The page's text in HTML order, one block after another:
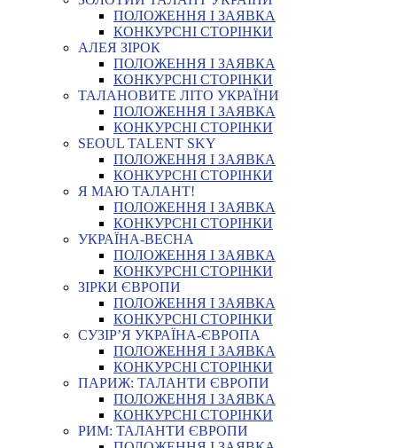
ПОЛОЖЕННЯ І ЗАЯВКА
КОНКУРСНІ СТОРІНКИ
АЛЕЯ ЗІРОК
ПОЛОЖЕННЯ І ЗАЯВКА
КОНКУРСНІ СТОРІНКИ
ТАЛАНОВИТЕ ЛІТО УКРАЇНИ
ПОЛОЖЕННЯ І ЗАЯВКА
КОНКУРСНІ СТОРІНКИ
SEOUL TALENT SKY
ПОЛОЖЕННЯ І ЗАЯВКА
КОНКУРСНІ СТОРІНКИ
Я МАЮ ТАЛАНТ!
ПОЛОЖЕННЯ І ЗАЯВКА
КОНКУРСНІ СТОРІНКИ
УКРАЇНА-ВЕСНА
ПОЛОЖЕННЯ І ЗАЯВКА
КОНКУРСНІ СТОРІНКИ
ЗІРКИ ЄВРОПИ
ПОЛОЖЕННЯ І ЗАЯВКА
КОНКУРСНІ СТОРІНКИ
СУЗІР’Я УКРАЇНА-ЄВРОПА
ПОЛОЖЕННЯ І ЗАЯВКА
КОНКУРСНІ СТОРІНКИ
ПАРИЖ: ТАЛАНТИ ЄВРОПИ
ПОЛОЖЕННЯ І ЗАЯВКА
КОНКУРСНІ СТОРІНКИ
РИМ: ТАЛАНТИ ЄВРОПИ